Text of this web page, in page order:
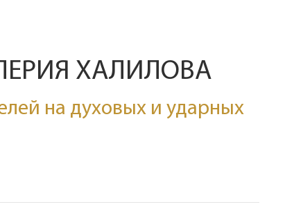
ХАЛИЛОВА
на духовых и ударных